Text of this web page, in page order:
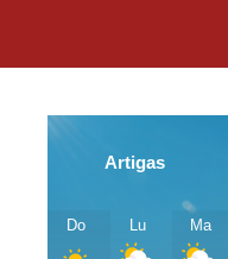
Artigas
Do Lu Ma